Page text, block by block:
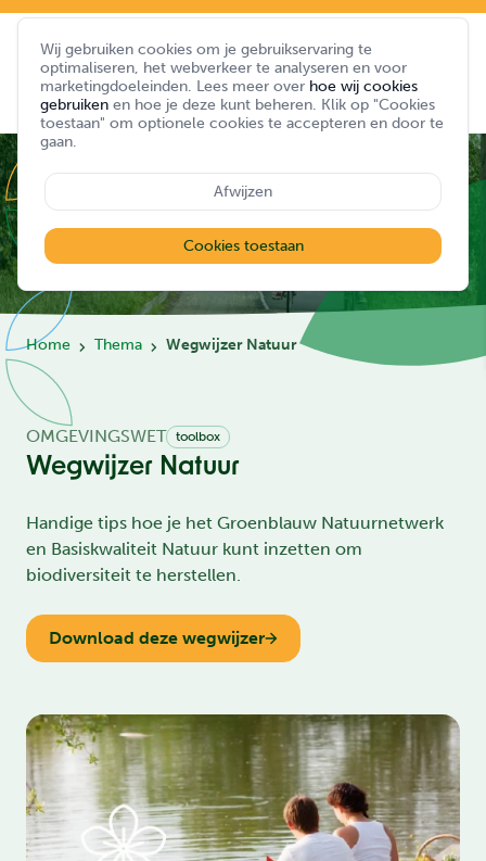
Home Thema Wegwijzer Natuur
OMGEVINGSWET toolbox
Wegwijzer Natuur
Handige tips hoe je het Groenblauw Natuurnetwerk
en Basiskwaliteit Natuur kunt inzetten om
biodiversiteit te herstellen.
Download deze wegwijzer
Wij gebruiken cookies om je gebruikservaring te
optimaliseren, het webverkeer te analyseren en voor
marketingdoeleinden. Lees meer over hoe wij cookies
gebruiken en hoe je deze kunt beheren. Klik op "Cookies
toestaan" om optionele cookies te accepteren en door te
gaan.
Afwijzen
Cookies toestaan